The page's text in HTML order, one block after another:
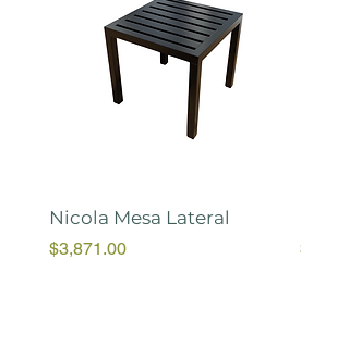
Nicola Mesa Lateral
Price
$3,871.00 Price